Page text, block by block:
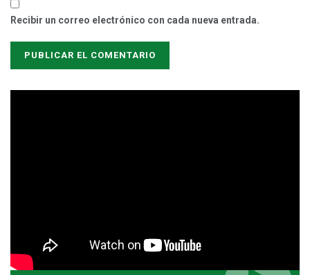
Recibir un correo electrónico con cada nueva entrada.